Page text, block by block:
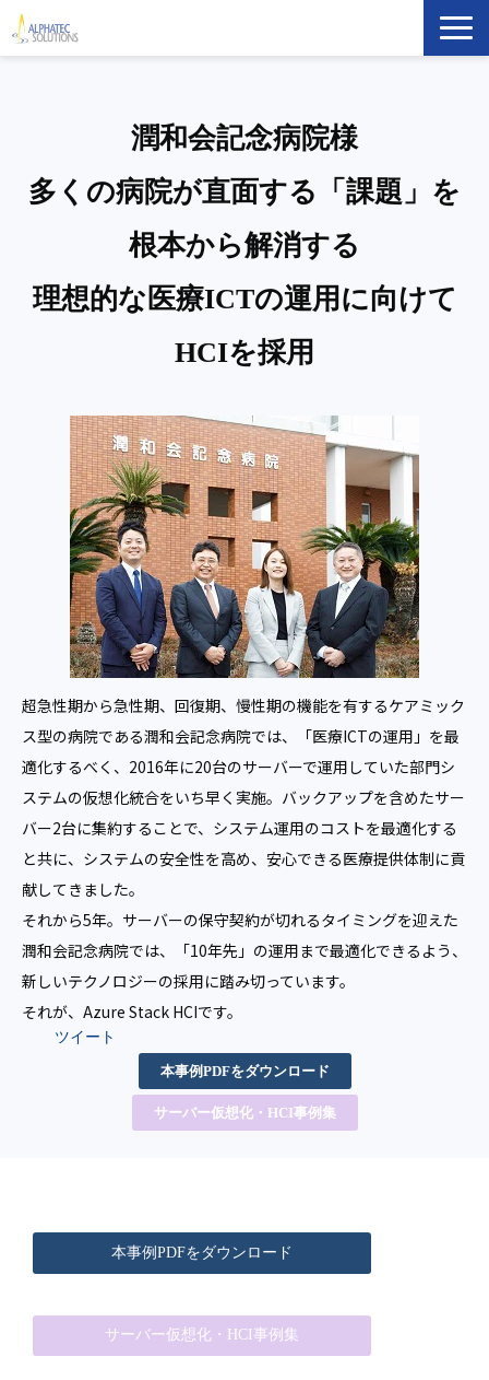
イベント・セミナー
潤和会記念病院様
多くの病院が直面する「課題」を
根本から解消する
理想的な医療ICTの運用に向けて
HCIを採用
超急性期から急性期、回復期、慢性期の機能を有するケアミック
ス型の病院である潤和会記念病院では、「医療ICTの運用」を最
適化するべく、2016年に20台のサーバーで運用していた部門シ
ステムの仮想化統合をいち早く実施。バックアップを含めたサー
バー2台に集約することで、システム運用のコストを最適化する
と共に、システムの安全性を高め、安心できる医療提供体制に貢
献してきました。
それから5年。サーバーの保守契約が切れるタイミングを迎えた
潤和会記念病院では、「10年先」の運用まで最適化できるよう、
新しいテクノロジーの採用に踏み切っています。
それが、Azure Stack HCIです。
ツイート
本事例PDFをダウンロード
サーバー仮想化・HCI事例集
本事例PDFをダウンロード
サーバー仮想化・HCI事例集